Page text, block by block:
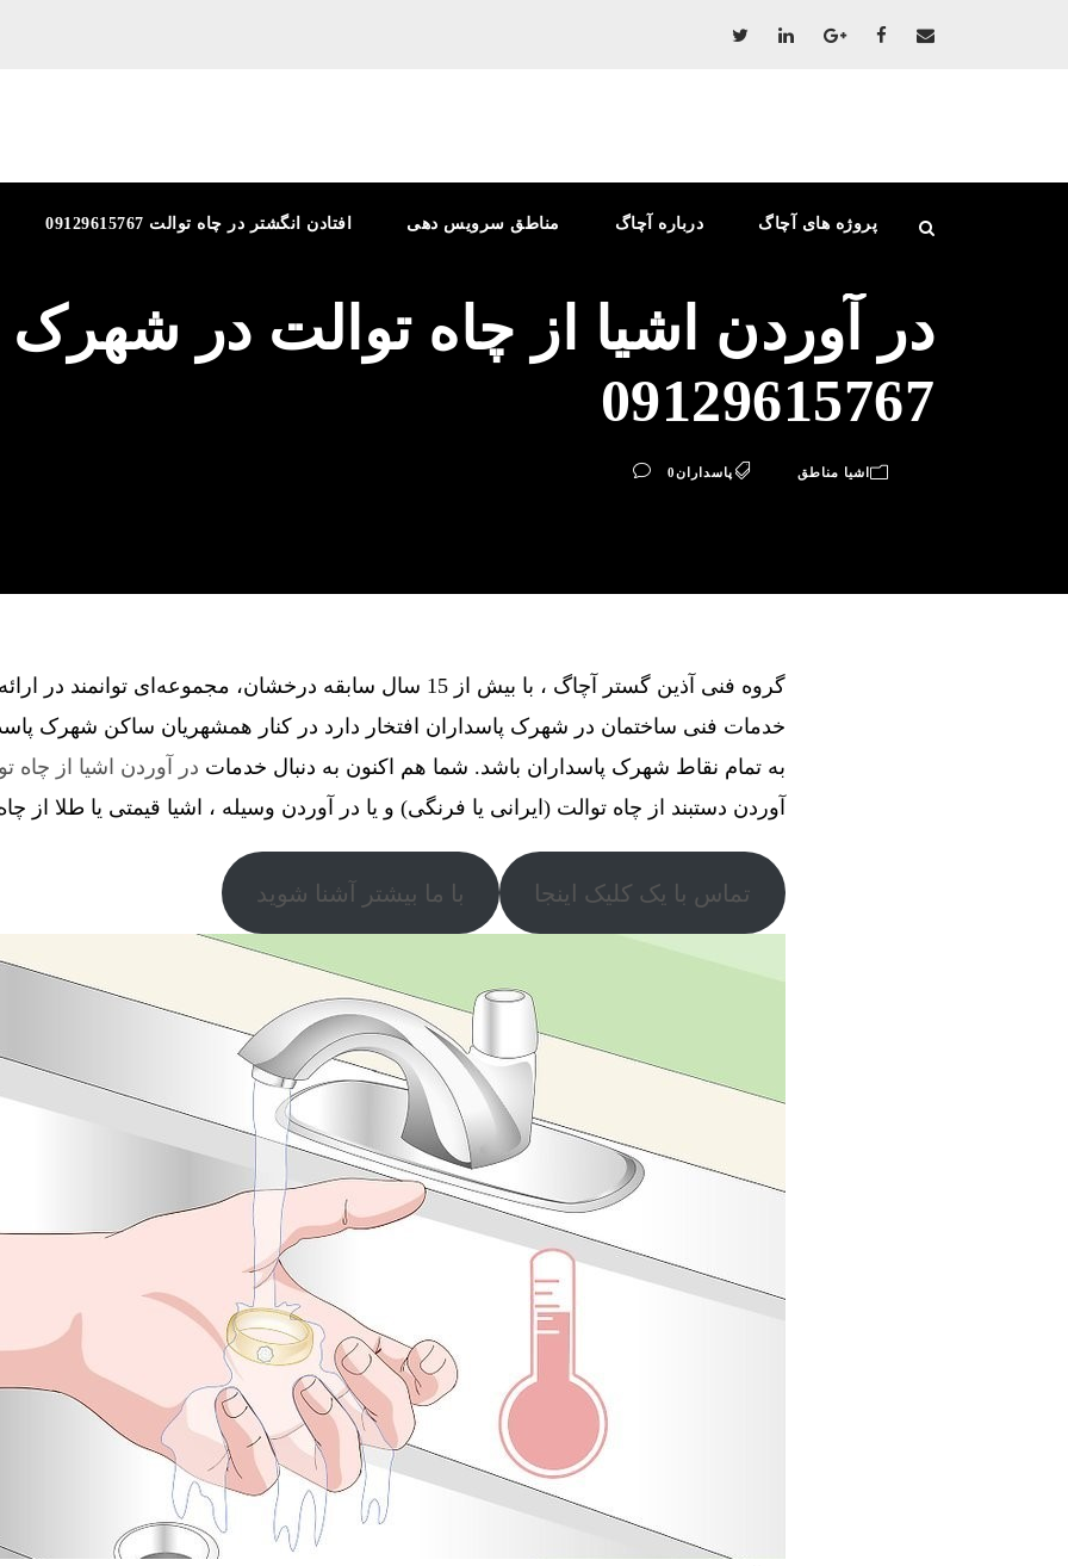
افتادن انگشتر در چاه توالت 09129615767 مناطق سرویس دهی درباره آچاگ پروژه های آچاگ
در آوردن اشیا از چاه توالت در شهرک
09129615767
اشیا مناطق پاسداران0
گروه فنی آذین گستر آچاگ ، با بیش از 15 سال سابقه درخشان، مجموعه‌ای
خدمات فنی ساختمان در شهرک پاسداران افتخار دارد در کنار همشهریان ساکن شهرک
به تمام نقاط شهرک پاسداران باشد. شما هم اکنون به دنبال خدمات در آوردن اشیا از چاه
آوردن دستبند از چاه توالت (ایرانی یا فرنگی) و یا در آوردن وسیله ، اشیا قیمتی یا طلا از
تماس با یک کلیک اینجا با ما بیشتر آشنا شوید